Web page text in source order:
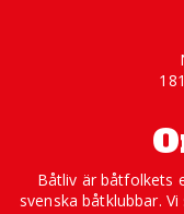
Båtliv är båtfolkets
svenska båtklubbar.